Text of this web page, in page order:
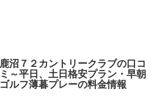
鹿沼７２カントリークラブの口コ
ミ～平日、土日格安プラン・早朝
ゴルフ薄暮プレーの料金情報